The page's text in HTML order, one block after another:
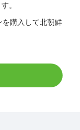
。
購入して北朝鮮